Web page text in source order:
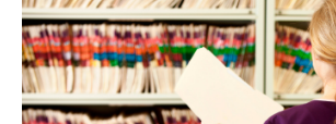
Contacto